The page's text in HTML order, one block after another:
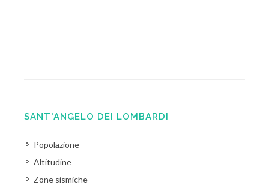
SANT'ANGELO DEI LOMBARDI
Popolazione
Altitudine
Zone sismiche